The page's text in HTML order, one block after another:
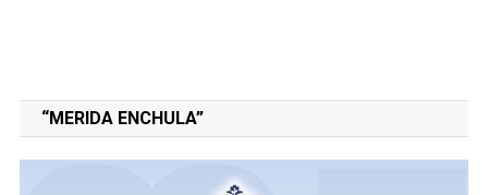
“MERIDA ENCHULA”